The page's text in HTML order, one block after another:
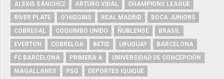
ALEXIS SÁNCHEZ
ARTURO VIDAL
CHAMPIONS LEAGUE
RIVER PLATE
O'HIGGINS REAL MADRID
BOCA JUNIORS
COBRESAL
COQUIMBO UNIDO ÑUBLENSE
BRASIL
EVERTON
COBRELOA BETIS URUGUAY
BARCELONA
FC BARCELONA
PRIMERA A
UNIVERSIDAD DE CONCEPCIÓN
MAGALLANES
PSG DEPORTES IQUIQUE